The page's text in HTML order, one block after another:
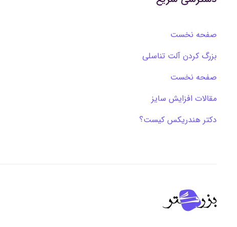
صفحه نخست
بزرگ کردن آلت تناسلی
صفحه نخست
مقالات افزایش سایز
دکتر هندریکس کیست؟